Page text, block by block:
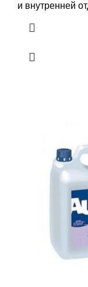
и внутренней